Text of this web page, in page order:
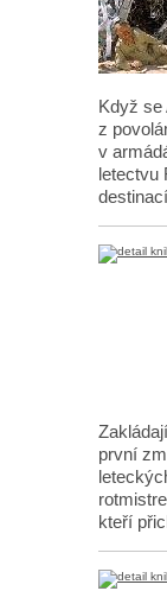
Když se
z
v
letectvu
první
kteří